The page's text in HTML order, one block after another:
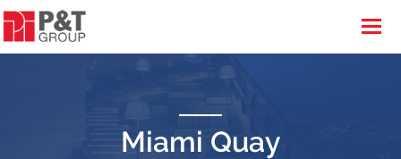
Miami Quay